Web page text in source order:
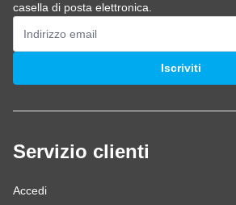
casella di posta elettronica.
Indirizzo email
Iscriviti
Servizio clienti
Accedi